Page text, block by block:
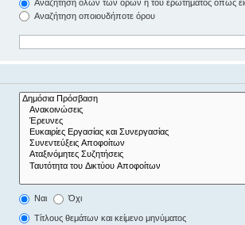
Αναζήτηση όλων των όρων ή του ερωτήματος όπως
Αναζήτηση οποιουδήποτε όρου
Ναι Όχι
Τίτλους θεμάτων και κείμενο μηνύματος